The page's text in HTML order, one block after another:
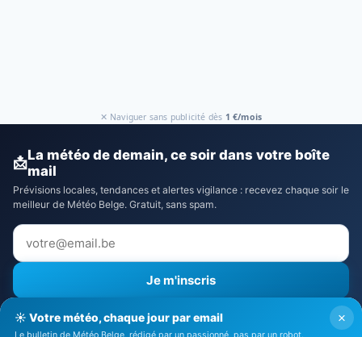
✕ Naviguer sans publicité dès 1 €/mois
📩La météo de demain, ce soir dans votre boîte
mail
Prévisions locales, tendances et alertes vigilance : recevez chaque soir le
meilleur de Météo Belge. Gratuit, sans spam.
Je m'inscris
⚠️ Recevoir aussi les alertes vigilance
politique de confidentialité
×
☀️ Votre météo, chaque jour par email